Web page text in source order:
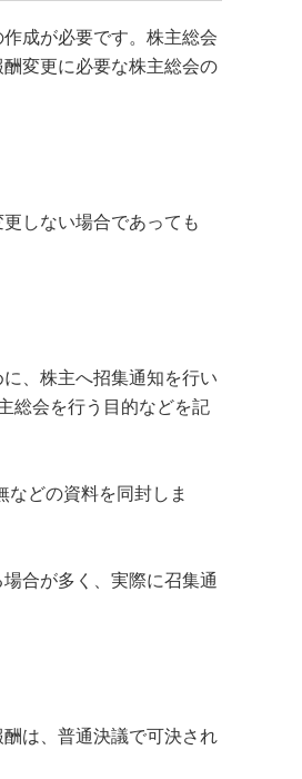
成が必要です。株主総会
変更に必要な株主総会の
しない場合であっても
、株主へ招集通知を行い
総会を行う目的などを記
どの資料を同封しま
合が多く、実際に召集通
は、普通決議で可決され